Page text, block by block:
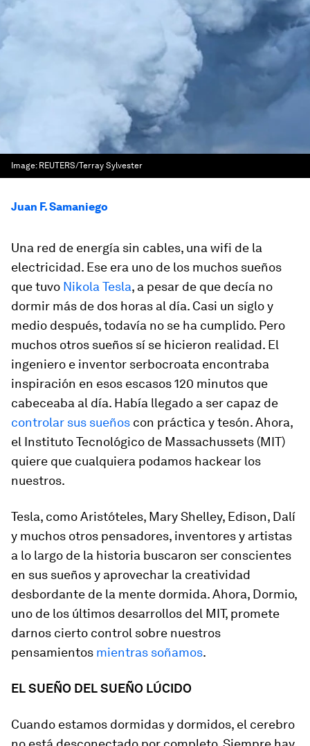
Image: REUTERS/Terray Sylvester
Juan F. Samaniego
Una red de energía sin cables, una wifi de la
electricidad. Ese era uno de los muchos sueños
que tuvo Nikola Tesla, a pesar de que decía no
dormir más de dos horas al día. Casi un siglo y
medio después, todavía no se ha cumplido. Pero
muchos otros sueños sí se hicieron realidad. El
ingeniero e inventor serbocroata encontraba
inspiración en esos escasos 120 minutos que
cabeceaba al día. Había llegado a ser capaz de
controlar sus sueños con práctica y tesón. Ahora,
el Instituto Tecnológico de Massachussets (MIT)
quiere que cualquiera podamos hackear los
nuestros.
Tesla, como Aristóteles, Mary Shelley, Edison, Dalí
y muchos otros pensadores, inventores y artistas
a lo largo de la historia buscaron ser conscientes
en sus sueños y aprovechar la creatividad
desbordante de la mente dormida. Ahora, Dormio,
uno de los últimos desarrollos del MIT, promete
darnos cierto control sobre nuestros
pensamientos mientras soñamos.
EL SUEÑO DEL SUEÑO LÚCIDO
Cuando estamos dormidas y dormidos, el cerebro